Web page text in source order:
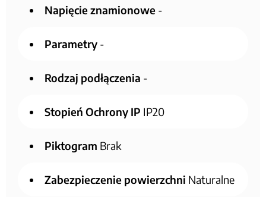
Napięcie znamionowe -
Parametry -
Rodzaj podłączenia -
Stopień Ochrony IP IP20
Piktogram Brak
Zabezpieczenie powierzchni Naturalne